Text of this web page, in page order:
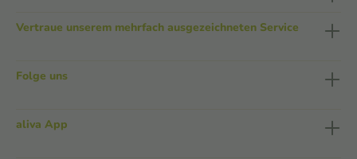
Vertraue unserem mehrfach ausgezeichneten Service
Folge uns
aliva App